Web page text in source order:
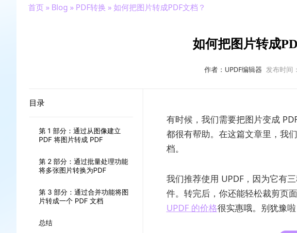
首页» Blog » PDF转换 » 如何把图片转成PDF文档？
如何把图片转成
作者：UPDF编辑器 发布时间：
目录
第 1 部分：通过从图像建立
PDF 将图片转成 PDF
第 2 部分：通过批量处理功能
将多张图片转换为PDF
第 3 部分：通过合并功能将图
片转成一个 PDF 文档
总结
有时候，我们需要把图片变成
都很有帮助。在这篇文章里，我
档。
我们推荐使用 UPDF，因为它有
件。转完后，你还能轻松裁剪页
UPDF 的价格很实惠哦。别犹豫